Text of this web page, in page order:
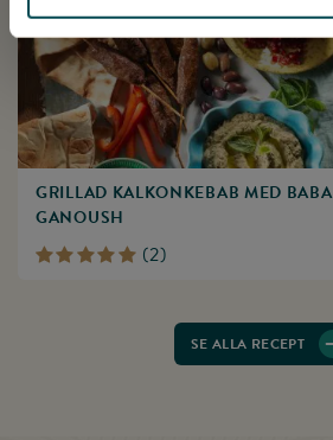
Surdegsbröd
GRILLAD KALKONKEBAB MED BABA
GANOUSH
(2)
SE ALLA RECEPT